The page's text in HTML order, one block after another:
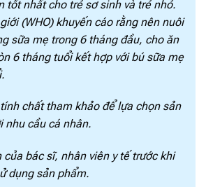
0.47 mg
0.43 mg
54.6 mcg
2.33 mcg
tốt nhất cho trẻ sơ sinh và trẻ nhỏ.
(WHO) khuyến cáo rằng nên nuôi
sữa mẹ trong 6 tháng đầu, cho ăn
6 tháng tuổi kết hợp với bú sữa mẹ
chất tham khảo để lựa chọn sản
nhu cầu cá nhân.
của bác sĩ, nhân viên y tế trước khi
dụng sản phẩm.